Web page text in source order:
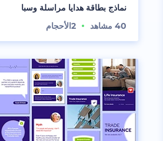
نماذج بطاقة هدايا مراسلة وسبا
40 مشاهد 2الأحجام